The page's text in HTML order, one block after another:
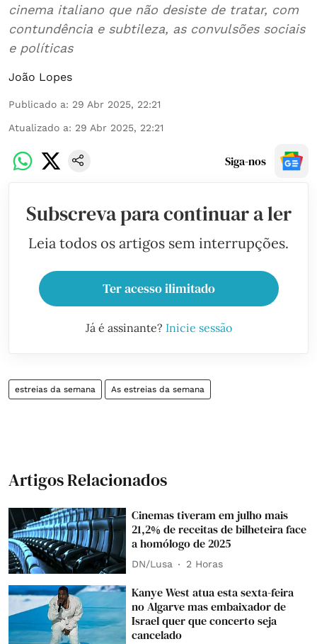
cinema italiano que não desiste de tratar, com
contundência e subtileza, as convulsões sociais
e políticas
João Lopes
Publicado a: 29 Abr 2025, 22:21
Atualizado a: 29 Abr 2025, 22:21
Siga-nos
Subscreva para continuar a ler
Leia todos os artigos sem interrupções.
Ter acesso ilimitado
Já é assinante? Inicie sessão
estreias da semana As estreias da semana
Artigos Relacionados
Cinemas tiveram em julho mais
21,2% de receitas de bilheteira face
a homólogo de 2025
DN/Lusa 2 Horas
Kanye West atua esta sexta-feira
no Algarve mas embaixador de
Israel quer que concerto seja
cancelado